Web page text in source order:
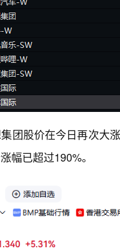
团股价在今日再次大
幅已超过190%。